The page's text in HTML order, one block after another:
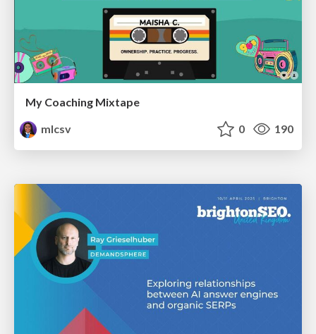
My Coaching Mixtape
mlcsv
0 190